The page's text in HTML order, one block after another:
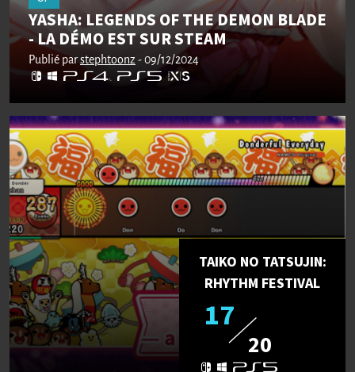
YASHA: LEGENDS OF THE DEMON BLADE
- LA DÉMO EST SUR STEAM
Publié parstephtoonz - 09/12/2024
TAIKO NO TATSUJIN:
RHYTHM FESTIVAL
17
20